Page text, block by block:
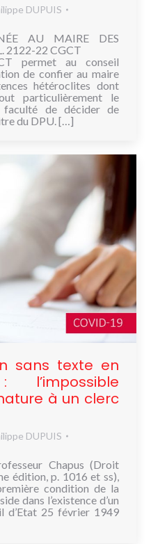
DUPUIS
AU MAIRE DES
2122-22 CGCT
permet au conseil
de confier au maire
hétéroclites dont
particulièrement le
de décider de
du DPU. […]
sans texte en
à un clerc
DUPUIS
Chapus (Droit
édition, p. 1016 et ss),
condition de la
dans l’existence d’un
d’Etat 25 février 1949